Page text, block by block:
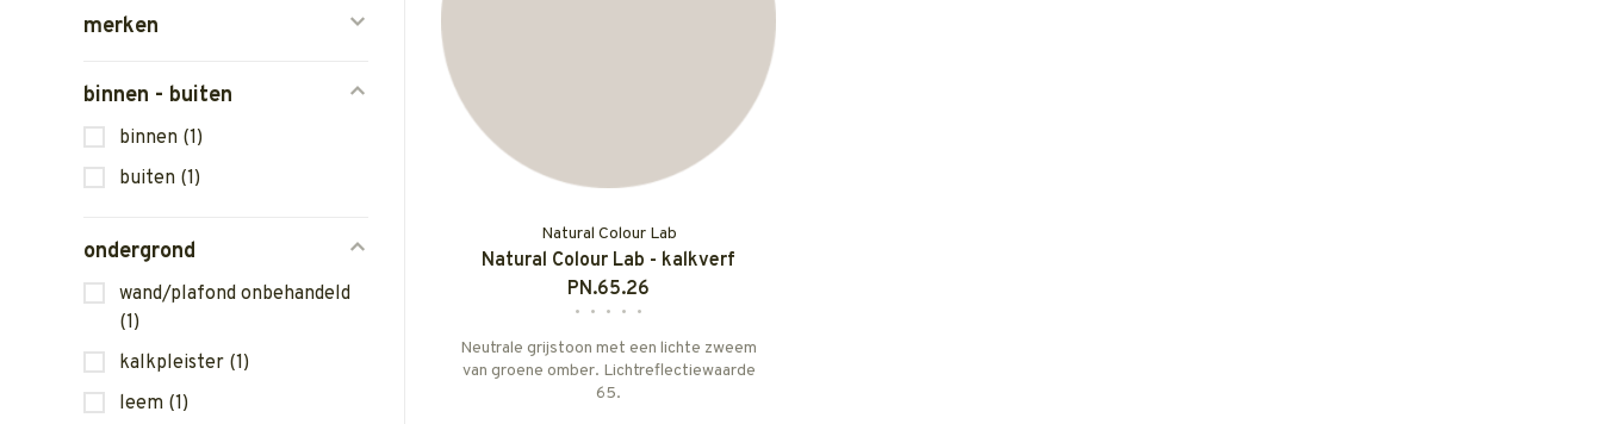
merken
binnen - buiten
binnen (1)
buiten (1)
ondergrond
wand/plafond onbehandeld
(1)
kalkpleister (1)
leem (1)
Natural Colour Lab
Natural Colour Lab - kalkverf
PN.65.26
• • • • •
Neutrale grijstoon met een lichte zweem
van groene omber. Lichtreflectiewaarde
65.